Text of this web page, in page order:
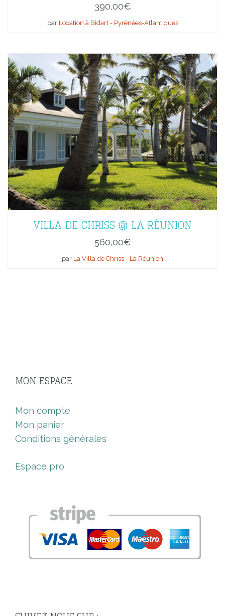
390,00€
par Location à Bidart - Pyrénées-Atlantiques
VILLA DE CHRISS @ LA RÉUNION
560,00€
par La Villa de Chriss - La Réunion
MON ESPACE
Mon compte
Mon panier
Conditions générales
Espace pro